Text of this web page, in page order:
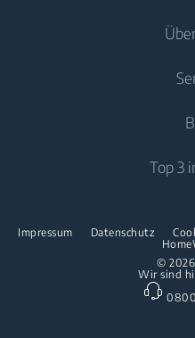
Einbau-
Einbau-
Beko
Top 3
©
Impressum Datenschutz
Wir sind